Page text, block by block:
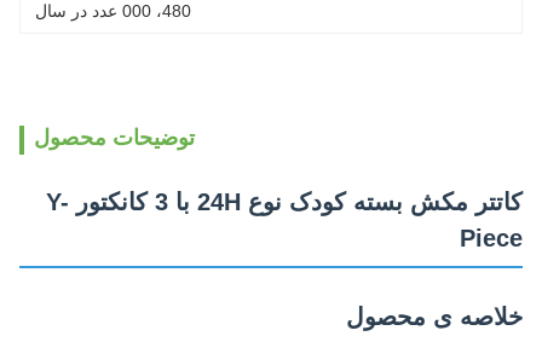
480، 000 عدد در سال
توضیحات محصول
کاتتر مکش بسته کودک نوع 24H با 3 کانکتور Y-
Piece
خلاصه ی محصول